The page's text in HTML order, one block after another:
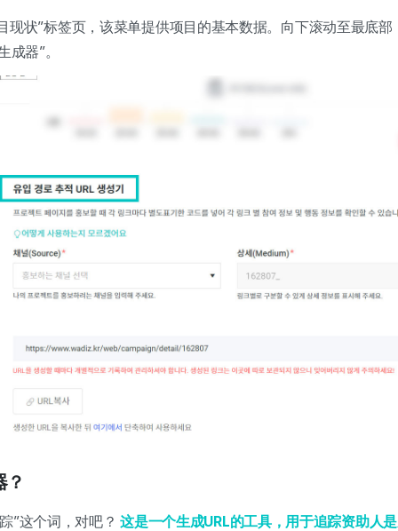
现状”标签页，该菜单提供项目的基本数据。向下滚动至最底
器”。
？
”这个词，对吧？这是一个生成URL的工具，用于追踪资助人